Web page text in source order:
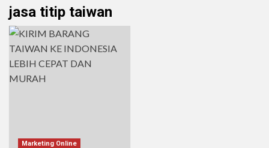
jasa titip taiwan
Marketing Online